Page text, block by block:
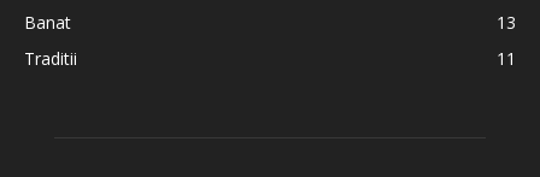
Banat
13
Traditii
11